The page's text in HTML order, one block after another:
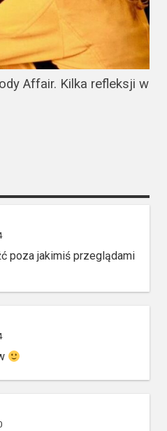
Affair. Kilka refleksji w
poza jakimiś przeglądami